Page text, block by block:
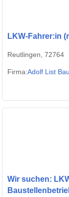
LKW-Fahrer:in
Reutlingen, 72764
Firma:Adolf List
Wir suchen: